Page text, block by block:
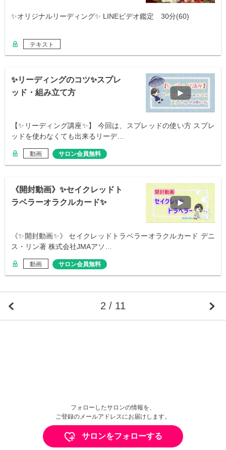
✨オリジナルリーディング✨ LINEビデオ鑑定 30分(60)
テキスト
✨リーディングのコツ✨スプレ
ッド・組み立て方
【✨リーディング講座✨】 今回は、スプレッドの使い方 スプレ
ッドを使わなくても出来るリーデ…
動画 サロン会員無料
《開封動画》✨セイクレッドト
ラベラーオラクルカード✨
《✨開封動画✨》 セイクレッドトラベラーオラクルカード デニ
ス・リン著 株式会社JMAアソ…
動画 サロン会員無料
2 / 11
フォローしたサロンの情報を、
ご登録のメールアドレスにお届けします。
サロンをフォローする